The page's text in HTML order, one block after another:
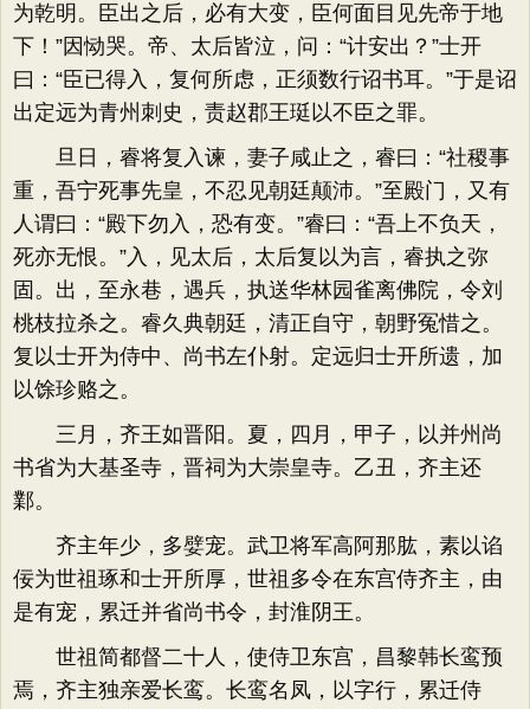
为乾明。臣出之后，必有大变，臣何面目见先帝于地
下！”因恸哭。帝、太后皆泣，问：“计安出？”士开
曰：“臣已得入，复何所虑，正须数行诏书耳。”于是诏
出定远为青州刺史，责赵郡王珽以不臣之罪。
旦日，睿将复入谏，妻子咸止之，睿曰：“社稷事
重，吾宁死事先皇，不忍见朝廷颠沛。”至殿门，又有
人谓曰：“殿下勿入，恐有变。”睿曰：“吾上不负天，
死亦无恨。”入，见太后，太后复以为言，睿执之弥
固。出，至永巷，遇兵，执送华林园雀离佛院，令刘
桃枝拉杀之。睿久典朝廷，清正自守，朝野冤惜之。
复以士开为侍中、尚书左仆射。定远归士开所遗，加
以馀珍赂之。
三月，齐王如晋阳。夏，四月，甲子，以并州尚
书省为大基圣寺，晋祠为大崇皇寺。乙丑，齐主还
鄴。
齐主年少，多嬖宠。武卫将军高阿那肱，素以谄
佞为世祖琢和士开所厚，世祖多令在东宫侍齐主，由
是有宠，累迁并省尚书令，封淮阴王。
世祖简都督二十人，使侍卫东宫，昌黎韩长鸾预
焉，齐主独亲爱长鸾。长鸾名凤，以字行，累迁侍